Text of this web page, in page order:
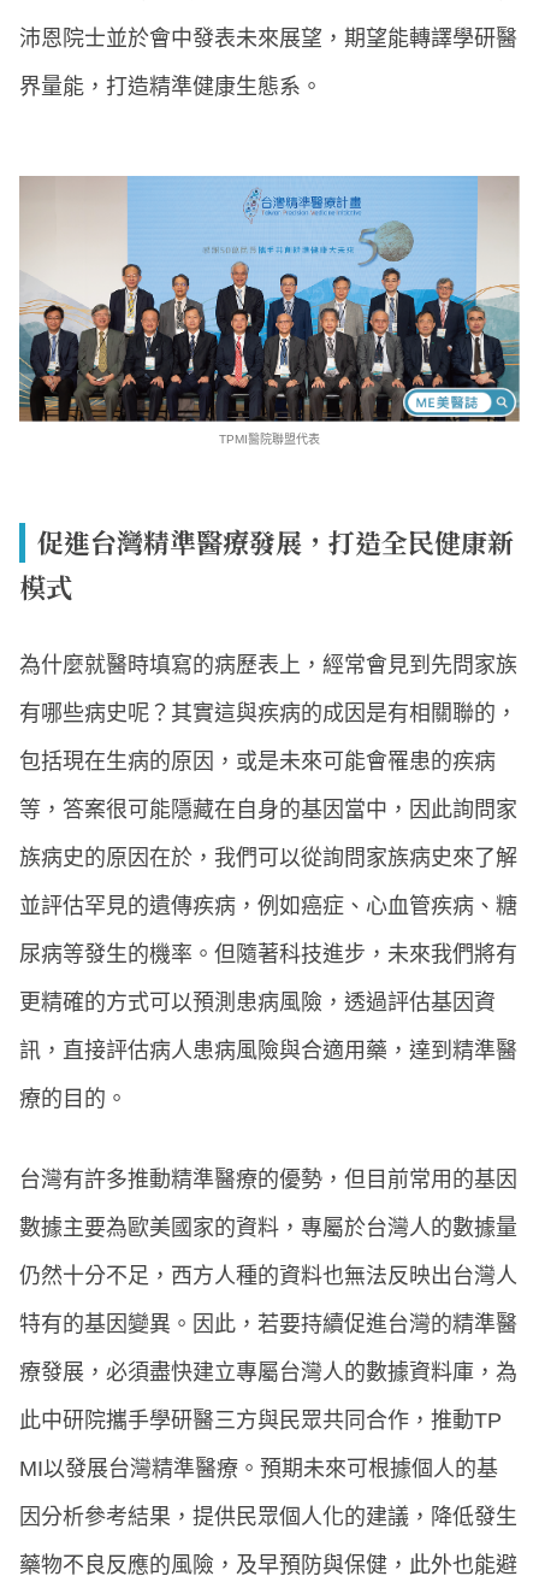
沛恩院士並於會中發表未來展望，期望能轉譯學研醫
界量能，打造精準健康生態系。
TPMI醫院聯盟代表
促進台灣精準醫療發展，打造全民健康新
模式
為什麼就醫時填寫的病歷表上，經常會見到先問家族
有哪些病史呢？其實這與疾病的成因是有相關聯的，
包括現在生病的原因，或是未來可能會罹患的疾病
等，答案很可能隱藏在自身的基因當中，因此詢問家
族病史的原因在於，我們可以從詢問家族病史來了解
並評估罕見的遺傳疾病，例如癌症、心血管疾病、糖
尿病等發生的機率。但隨著科技進步，未來我們將有
更精確的方式可以預測患病風險，透過評估基因資
訊，直接評估病人患病風險與合適用藥，達到精準醫
療的目的。
台灣有許多推動精準醫療的優勢，但目前常用的基因
數據主要為歐美國家的資料，專屬於台灣人的數據量
仍然十分不足，西方人種的資料也無法反映出台灣人
特有的基因變異。因此，若要持續促進台灣的精準醫
療發展，必須盡快建立專屬台灣人的數據資料庫，為
此中研院攜手學研醫三方與民眾共同合作，推動TP
MI以發展台灣精準醫療。預期未來可根據個人的基
因分析參考結果，提供民眾個人化的建議，降低發生
藥物不良反應的風險，及早預防與保健，此外也能避